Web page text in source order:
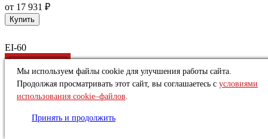
от 17 931 ₽
Купить
EI-60
Мы используем файлы cookie для улучшения работы сайта.
Продолжая просматривать этот сайт, вы соглашаетесь с условиями
использования cookie–файлов.
Принять и продолжить